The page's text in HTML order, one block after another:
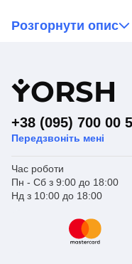
Розгорнути опис
YORSH
+38 (095) 700 00
Передзвоніть мені
Час роботи
Пн - Сб з 9:00 до 18:00
Нд з 10:00 до 18:00